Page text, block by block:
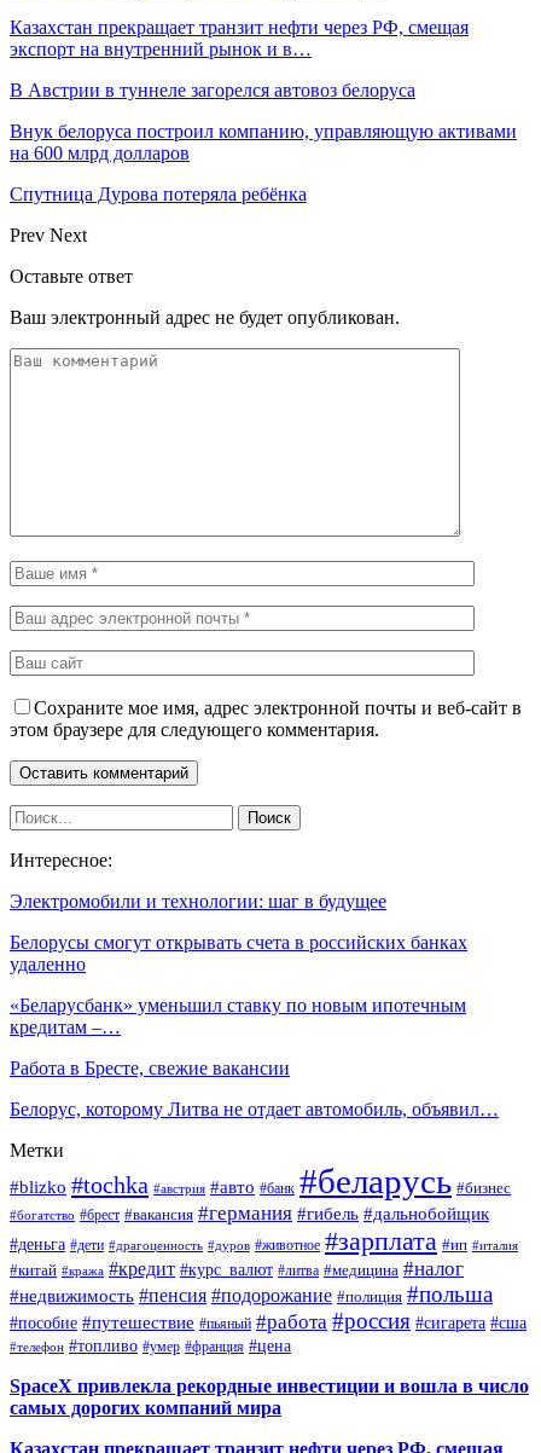
Казахстан прекращает транзит нефти через РФ, смещая
экспорт на внутренний рынок и в…
В Австрии в туннеле загорелся автовоз белоруса
Внук белоруса построил компанию, управляющую активами
на 600 млрд долларов
Спутница Дурова потеряла ребёнка
Prev Next
Оставьте ответ
Ваш электронный адрес не будет опубликован.
Сохраните мое имя, адрес электронной почты и веб-сайт в
этом браузере для следующего комментария.
Интересное:
Электромобили и технологии: шаг в будущее
Белорусы смогут открывать счета в российских банках
удаленно
«Беларусбанк» уменьшил ставку по новым ипотечным
кредитам –…
Работа в Бресте, свежие вакансии
Белорус, которому Литва не отдает автомобиль, объявил…
Метки
#blizko #tochka #австрия #авто #банк #беларусь #бизнес
#богатство #брест #вакансия #германия #гибель #дальнобойщик
#деньга #дети #драгоценность #дуров #животное #зарплата #ип #италия
#китай #кража #кредит #курс_валют #литва #медицина #налог
#недвижимость #пенсия #подорожание #полиция #польша
#пособие #путешествие #пьяный #работа #россия #сигарета #сша
#телефон #топливо #умер #франция #цена
SpaceX привлекла рекордные инвестиции и вошла в число
самых дорогих компаний мира
Казахстан прекращает транзит нефти через РФ, смещая